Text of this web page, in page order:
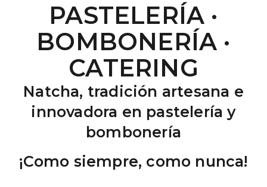
PASTELERÍA ·
BOMBONERÍA ·
CATERING
Natcha, tradición artesana e
innovadora en pastelería y
bombonería
¡Como siempre, como nunca!